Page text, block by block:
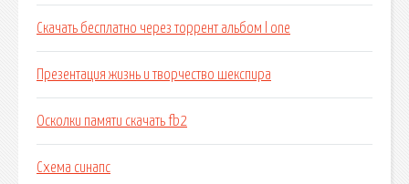
Скачать бесплатно через торрент альбом l one
Презентация жизнь и творчество шекспира
Осколки памяти скачать fb2
Схема синапс